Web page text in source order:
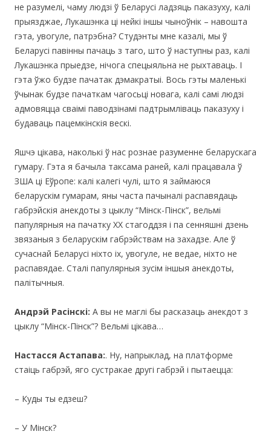
не разумелі, чаму людзі ў Беларусі ладзяць паказуху, калі
прыязджае, Лукашэнка ці нейкі іншы чыноўнік – навошта
гэта, увогуле, патрэбна? Студэнты мне казалі, мы ў
Беларусі павінны пачаць з таго, што ў наступны раз, калі
Лукашэнка прыедзе, нічога спецыяльна не рыхтаваць. І
гэта ўжо будзе пачатак дэмакратыі. Вось гэты маленькі
ўчынак будзе пачаткам чагосьці новага, калі самі людзі
адмовяцца сваімі паводзінамі падтрымліваць паказуху і
будаваць пацемкінскія вескі.
Яшчэ цікава, наколькі ў нас рознае разуменне беларускага
гумару. Гэта я бачыла таксама раней, калi працавала ў
ЗША ці Еўропе: калi калегі чулі, што я займаюся
беларускім гумарам, яны часта пачыналi распавядаць
габрэйскія анекдоты з цыклу “Мінск-Пінск”, вельмі
папулярныя на пачатку ХХ стагоддзя і па сенняшні дзень
звязаныя з беларускім габрэйствам на захадзе. Але ў
сучаснай Беларусі ніхто іх, увогуле, не ведае, ніхто не
распавядае. Сталi папулярныя зусім іншыя анекдоты,
палітычныя.
Андрэй Расінскі: А вы не маглі бы расказаць анекдот з
цыклу “Мінск-Пінск”? Вельмі цікава…
Настасся Астапава:. Ну, напрыклад, на платформе
стаіць габрэй, яго сустракае другі габрэй і пытаецца:
– Куды ты едзеш?
– У Мінск?